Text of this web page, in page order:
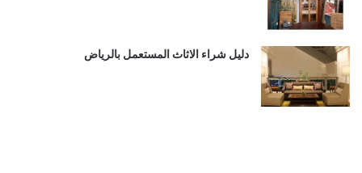
دليل شراء الاثاث المستعمل بالرياض